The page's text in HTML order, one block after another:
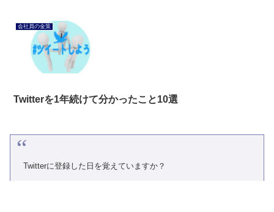
会社員の金策
Twitterを1年続けて分かったこと10選
Twitterに登録した日を覚えていますか？